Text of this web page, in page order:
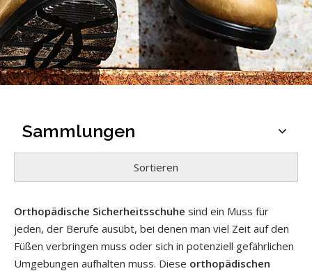
Sammlungen
Sortieren
Orthopädische Sicherheitsschuhe sind ein Muss für
jeden, der Berufe ausübt, bei denen man viel Zeit auf den
Füßen verbringen muss oder sich in potenziell gefährlichen
Umgebungen aufhalten muss. Diese orthopädischen